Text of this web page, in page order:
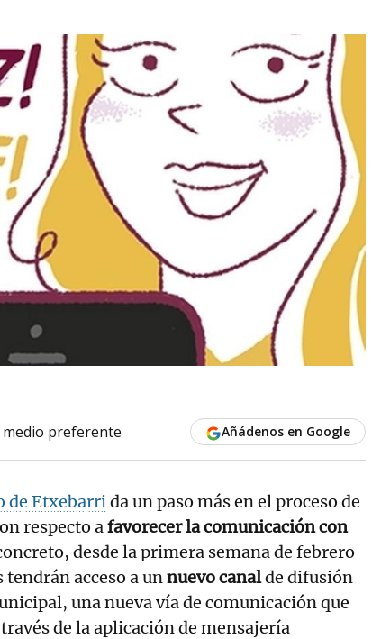
preferente Añádenos en Google
de Etxebarrida un paso más en el proceso de
respecto afavorecer la comunicación con
desde la primera semana de febrero
acceso a unnuevo canalde difusión
una nueva vía de comunicación que
de la aplicación de mensajería